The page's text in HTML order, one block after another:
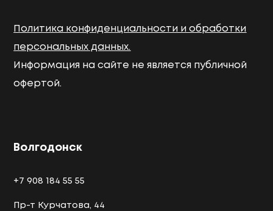
Политика конфиденциальности и обработки
персональных данных.
Информация на сайте не является публичной
офертой.
Волгодонск
+7 908 184 55 55
Пр-т Курчатова, 44